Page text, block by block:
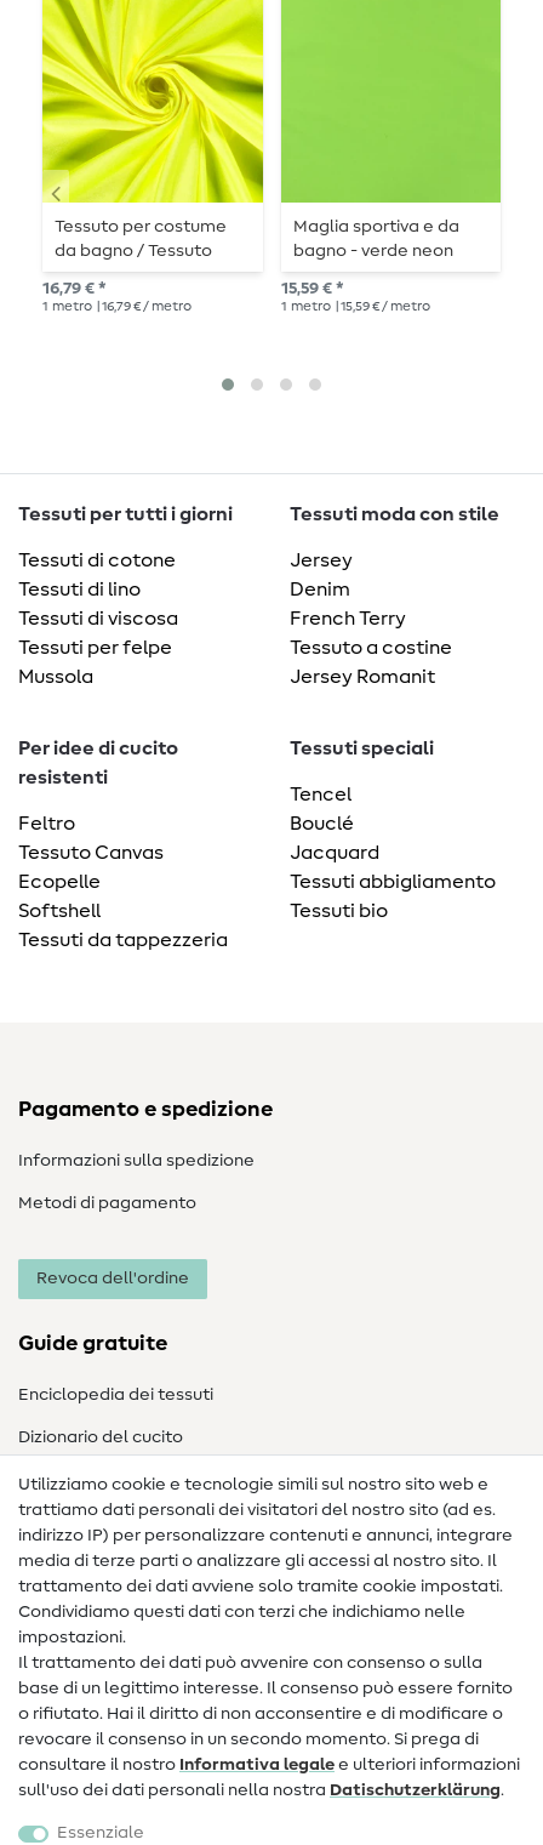
Tessuto per costume
da bagno / Tessuto
bikini / Badelycra tinta
unita giallo neon
16,79 € *
1 metro | 16,79 € / metro
Maglia sportiva e da
bagno - verde neon
15,59 € *
1 metro | 15,59 € / metro
Tessuti per tutti i giorni
Tessuti di cotone
Tessuti di lino
Tessuti di viscosa
Tessuti per felpe
Mussola
Tessuti moda con stile
Jersey
Denim
French Terry
Tessuto a costine
Jersey Romanit
Per idee di cucito
resistenti
Feltro
Tessuto Canvas
Ecopelle
Softshell
Tessuti da tappezzeria
Tessuti speciali
Tencel
Bouclé
Jacquard
Tessuti abbigliamento
Tessuti bio
Pagamento e spedizione
Informazioni sulla spedizione
Metodi di pagamento
Revoca dell'ordine
Guide gratuite
Enciclopedia dei tessuti
Dizionario del cucito
Nähanleitungen
Assistenza e contatto
Contatto
Informazioni sul nuovo proprietario
FAQ
Diritto di recesso
Popolare
Utilizziamo cookie e tecnologie simili sul nostro sito web e
trattiamo dati personali dei visitatori del nostro sito (ad es.
indirizzo IP) per personalizzare contenuti e annunci, integrare
media di terze parti o analizzare gli accessi al nostro sito. Il
trattamento dei dati avviene solo tramite cookie impostati.
Condividiamo questi dati con terzi che indichiamo nelle
impostazioni.
Il trattamento dei dati può avvenire con consenso o sulla
base di un legittimo interesse. Il consenso può essere fornito
o rifiutato. Hai il diritto di non acconsentire e di modificare o
revocare il consenso in un secondo momento. Si prega di
consultare il nostro Informativa legale e ulteriori informazioni
sull'uso dei dati personali nella nostra Dati­schutz­erklärung.
Essenziale